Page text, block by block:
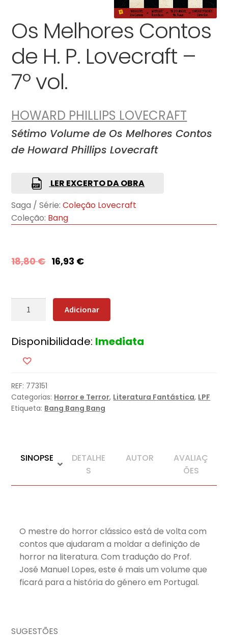
Os Melhores Contos
de H. P. Lovecraft –
7º vol.
HOWARD PHILLIPS LOVECRAFT
Sétimo Volume de Os Melhores Contos
de Howard Phillips Lovecraft
LER EXCERTO DA OBRA
Saga / Série: Coleção Lovecraft
Coleção: Bang
18,80€ 16,93 €
Quantidade
Melhores
Contos
H.
P.
Lovecraft
Adicionar
Disponibilidade: Imediata
REF: 773151
Categorias: Horror e Terror, Literatura Fantástica, LPF
Etiqueta: Bang Bang Bang
SINOPSE
DETALHE
S
AUTOR
AVALIAÇ
ÕES
O mestre do horror clássico está de volta com
contos que ajudaram a moldar a definição de
horror na literatura. Com tradução do Prof.
José Manuel Lopes, este é mais um volume que
ficará para a história do género em Portugal.
SUGESTÕES